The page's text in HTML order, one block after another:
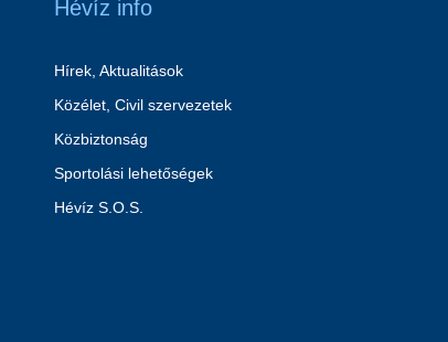
Hévíz info
Hírek, Aktualitások
Közélet, Civil szervezetek
Közbiztonság
Sportolási lehetőségek
Hévíz S.O.S.